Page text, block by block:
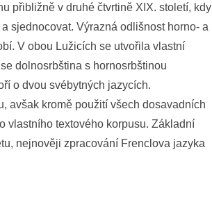
přibližně v druhé čtvrtině XIX. století, kdy
sjednocovat. Výrazná odlišnost horno- a
V obou Lužicích se utvořila vlastní
dolnosrbština s hornosrbštinou
o dvou svébytných jazycích.
avšak kromě použití všech dosavadních
vlastního textového korpusu. Základní
nejnověji zpracování Frenclova jazyka